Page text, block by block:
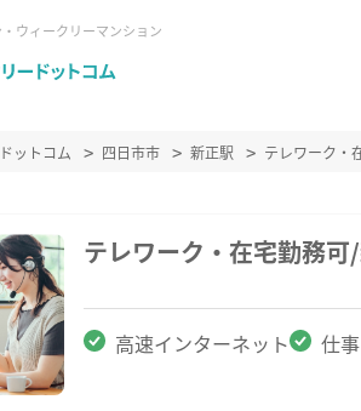
ウィークリーマンション
ットコム 四日市市 新正駅 テレワーク・
テレワーク・在宅勤務
高速インターネット 仕